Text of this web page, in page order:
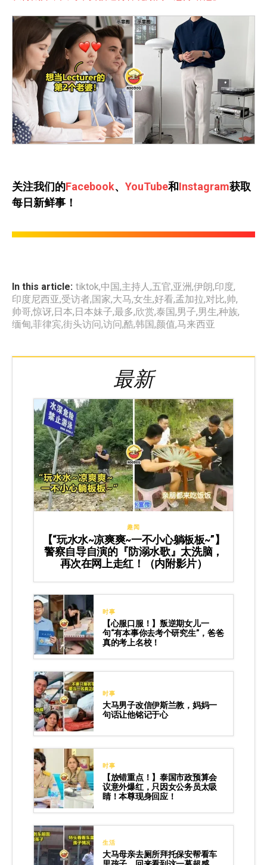
关注我们的Facebook、 YouTube和Instagram获取
每日新鲜事！
In this article: tiktok,中国,主持人,五官,亚洲,伊朗,印度,
印度尼西亚,受访者,国家,大马,女生,好看,孟加拉,对比,帅,
帅哥,惊讶,日本,日本妹子,最多,欣赏,泰国,男子,男生,种族,
缅甸,菲律宾,街头访问,访问,酷,韩国,颜值,马来西亚
最新
趣闻
【“玩水水~凉爽爽~一不小心躺板板~”】
警察自导自演的『防溺水歌』太洗脑，
再次在网上走红！（内附影片）
时事
【心服口服！】叛逆期女儿一
句“有本事你去考个研究生”，爸爸
真的考上名校！
时事
大马男子改信伊斯兰教，妈妈一
句话让他铭记于心
时事
【放错重点！】泰国市政预算会
议意外爆红，只因女公务员太吸
睛！本尊现身回应！
生活
大马母亲去厕所拜托保安帮看车